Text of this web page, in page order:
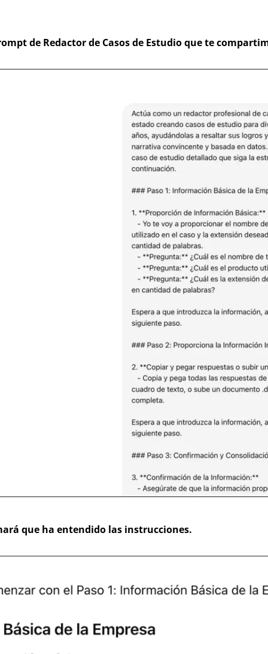
de Redactor de Casos de Estudio que te
que ha entendido las instrucciones.